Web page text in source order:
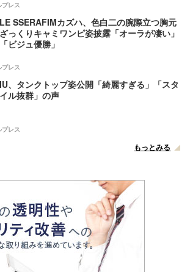
レス
LE SSERAFIMカズハ、色白二の腕際立つ胸元
ざっくりキャミワンピ姿披露「オーラが凄い」
「ビジュ優勝」
レス
IU、タンクトップ姿公開「綺麗すぎる」「スタ
イル抜群」の声
レス
もっとみる